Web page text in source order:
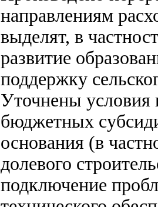
направлениям
выделят, в
развитие
поддержку
Уточнены условия
бюджетных
основания (в
долевого
подключение